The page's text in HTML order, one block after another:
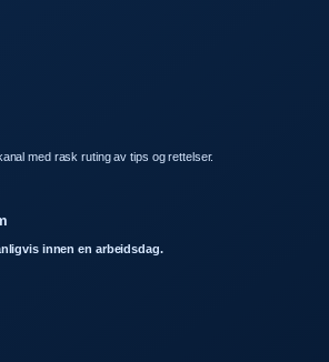
med rask ruting av tips og rettelser.
innen en arbeidsdag.